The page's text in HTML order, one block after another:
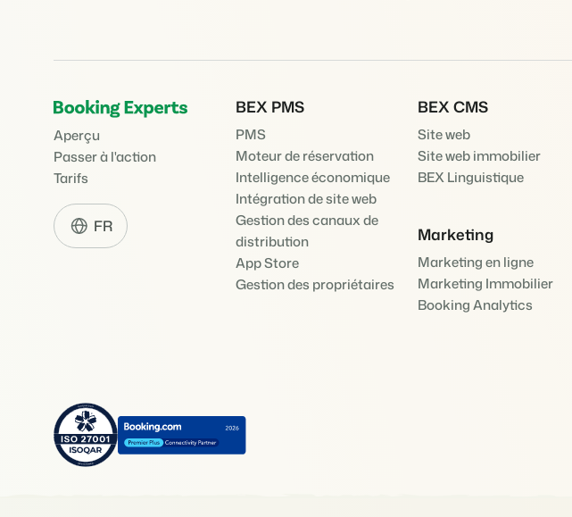
Aperçu
Passer à l'action
Tarifs
FR
BEX PMS
PMS
Moteur de réservation
Intelligence économique
Intégration de site web
Gestion des canaux de
distribution
App Store
Gestion des propriétaires
BEX CMS
Site web
Site web immobilier
BEX Linguistique
Marketing
Marketing en ligne
Marketing Immobilier
Booking Analytics